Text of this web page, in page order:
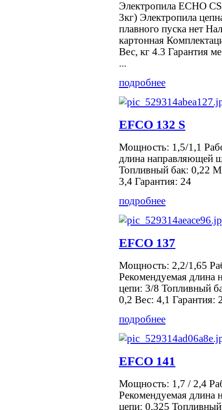
Электропила ECHO
3кг) Электропила
плавного пуска нет
картонная
Вес, кг 4.3 Гарантия
...
подробнее
EFCO 132 S
Мощность: 1,5/1,1
длина направляющей
Топливный бак: 0,22
3,4 Гарантия: 24
подробнее
EFCO 137
Мощность: 2,2/1,65
Рекомендуемая
цепи: 3/8 Топливный
0,2 Вес: 4,1 Гарантия:
подробнее
EFCO 141
Мощность: 1,7 / 2,4
Рекомендуемая
цепи: 0,325